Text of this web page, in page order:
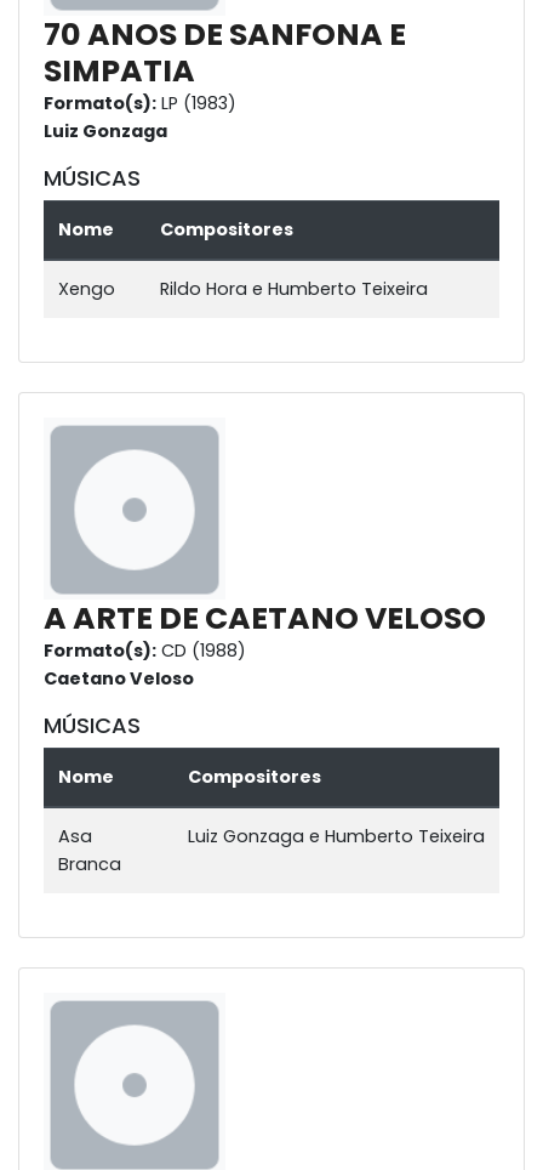
70 ANOS DE SANFONA E
SIMPATIA
Formato(s): LP (1983)
Luiz Gonzaga
MÚSICAS
Nome Compositores
Xengo Rildo Hora e Humberto Teixeira
A ARTE DE CAETANO VELOSO
Formato(s): CD (1988)
Caetano Veloso
MÚSICAS
Nome Compositores
Asa
Branca
Luiz Gonzaga e Humberto Teixeira